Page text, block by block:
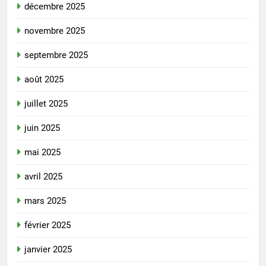
décembre 2025
novembre 2025
septembre 2025
août 2025
juillet 2025
juin 2025
mai 2025
avril 2025
mars 2025
février 2025
janvier 2025